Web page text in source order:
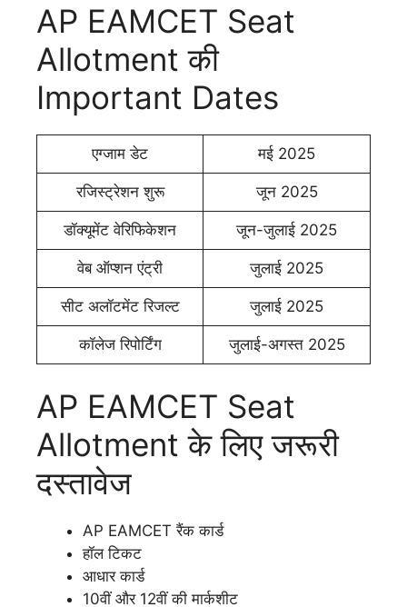
AP EAMCET Seat
Allotment की
Important Dates
एग्जाम डेट मई 2025
रजिस्ट्रेशन शुरू जून 2025
डॉक्यूमेंट वेरिफिकेशन जून-जुलाई 2025
वेब ऑप्शन एंट्री जुलाई 2025
सीट अलॉटमेंट रिजल्ट जुलाई 2025
कॉलेज रिपोर्टिंग जुलाई-अगस्त 2025
AP EAMCET Seat
Allotment के लिए जरूरी
दस्तावेज
AP EAMCET रैंक कार्ड
हॉल टिकट
आधार कार्ड
10वीं और 12वीं की मार्कशीट